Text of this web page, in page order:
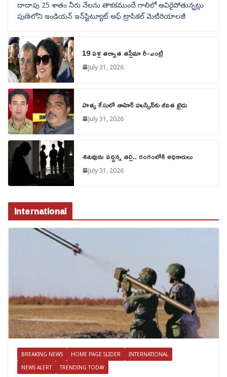
దాదాపు 25 శాతం నీరు నేలను తాకకముందే గాలిలో ఆవిరైపోతున్నట్లు
పుణెలోని ఇండియన్ ఇన్‌స్టిట్యూట్ ఆఫ్ ట్రాపికల్ మెటీరియాలజీ
19 ఏళ్ల తర్వాత తస్లీమా రీ-ఎంట్రీ
July 31, 2026
హత్య కేసులో తాహిర్ హుస్సేన్‌కు జీవిత ఖైదు
July 31, 2026
శిశువును వద్దన్న తల్లి.. రంగంలోకి అధికారులు
July 31, 2026
International
BREAKING NEWS HOME PAGE SLIDER
INTERNATIONAL
NEWS ALERT
TRENDING TODAY